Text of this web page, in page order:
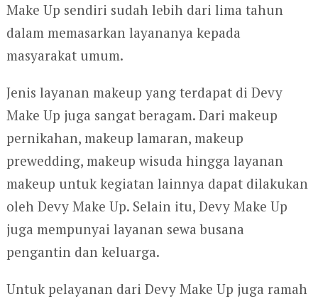
Make Up sendiri sudah lebih dari lima tahun
dalam memasarkan layananya kepada
masyarakat umum.
Jenis layanan makeup yang terdapat di Devy
Make Up juga sangat beragam. Dari makeup
pernikahan, makeup lamaran, makeup
prewedding, makeup wisuda hingga layanan
makeup untuk kegiatan lainnya dapat dilakukan
oleh Devy Make Up. Selain itu, Devy Make Up
juga mempunyai layanan sewa busana
pengantin dan keluarga.
Untuk pelayanan dari Devy Make Up juga ramah